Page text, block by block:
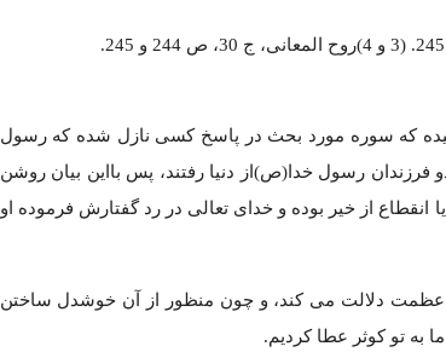
رسیده که سوره مورد بحث در پاسخ کسی نازل شده که رسول
رسول خدا(ص)از دنیا رفتند، پس بااین بیان روشن
از خیر بوده و خدای تعالی در رد گفتارش فرموده او
بر عظمت دلالت می کند، و چون منظور از آن خوشدل ساختن
به تو کوثر عطا کردیم.